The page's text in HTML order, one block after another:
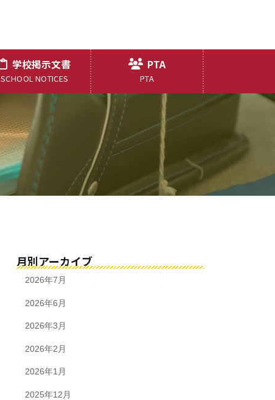
学校掲示文書
SCHOOL NOTICES
PTA
PTA
月別アーカイブ
2026年7月
2026年6月
2026年3月
2026年2月
2026年1月
2025年12月